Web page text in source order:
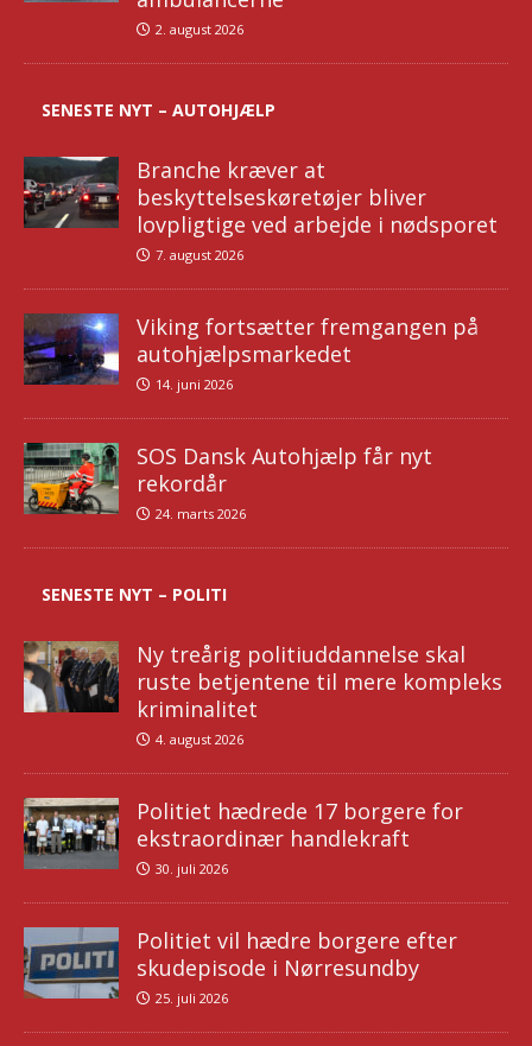
2. august 2026
SENESTE NYT – AUTOHJÆLP
Branche kræver at
beskyttelseskøretøjer bliver
lovpligtige ved arbejde i nødsporet
7. august 2026
Viking fortsætter fremgangen på
autohjælpsmarkedet
14. juni 2026
SOS Dansk Autohjælp får nyt
rekordår
24. marts 2026
SENESTE NYT – POLITI
Ny treårig politiuddannelse skal
ruste betjentene til mere kompleks
kriminalitet
4. august 2026
Politiet hædrede 17 borgere for
ekstraordinær handlekraft
30. juli 2026
Politiet vil hædre borgere efter
skudepisode i Nørresundby
25. juli 2026